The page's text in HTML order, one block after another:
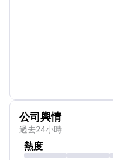
公司輿情
過去24小時
熱度